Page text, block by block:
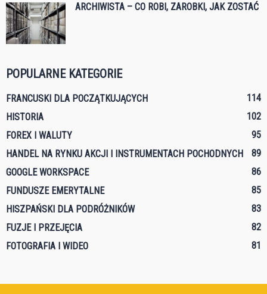
ARCHIWISTA – CO ROBI, ZAROBKI, JAK ZOSTAĆ
POPULARNE KATEGORIE
FRANCUSKI DLA POCZĄTKUJĄCYCH
114
HISTORIA
102
FOREX I WALUTY
95
HANDEL NA RYNKU AKCJI I INSTRUMENTACH POCHODNYCH
89
GOOGLE WORKSPACE
86
FUNDUSZE EMERYTALNE
85
HISZPAŃSKI DLA PODRÓŻNIKÓW
83
FUZJE I PRZEJĘCIA
82
FOTOGRAFIA I WIDEO
81